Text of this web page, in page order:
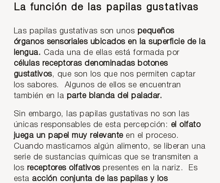
La función de las papilas gustativas
Las papilas gustativas son unos pequeños
órganos sensoriales ubicados en la superficie de la
lengua. Cada una de ellas está formada por
células receptoras denominadas botones
gustativos, que son los que nos permiten captar
los sabores. Algunos de ellos se encuentran
también en la parte blanda del paladar.
Sin embargo, las papilas gustativas no son las
únicas responsables de esta percepción: el olfato
juega un papel muy relevante en el proceso.
Cuando masticamos algún alimento, se liberan una
serie de sustancias químicas que se transmiten a
los receptores olfativospresentes en la nariz. Es
esta acción conjunta de las papilas y los